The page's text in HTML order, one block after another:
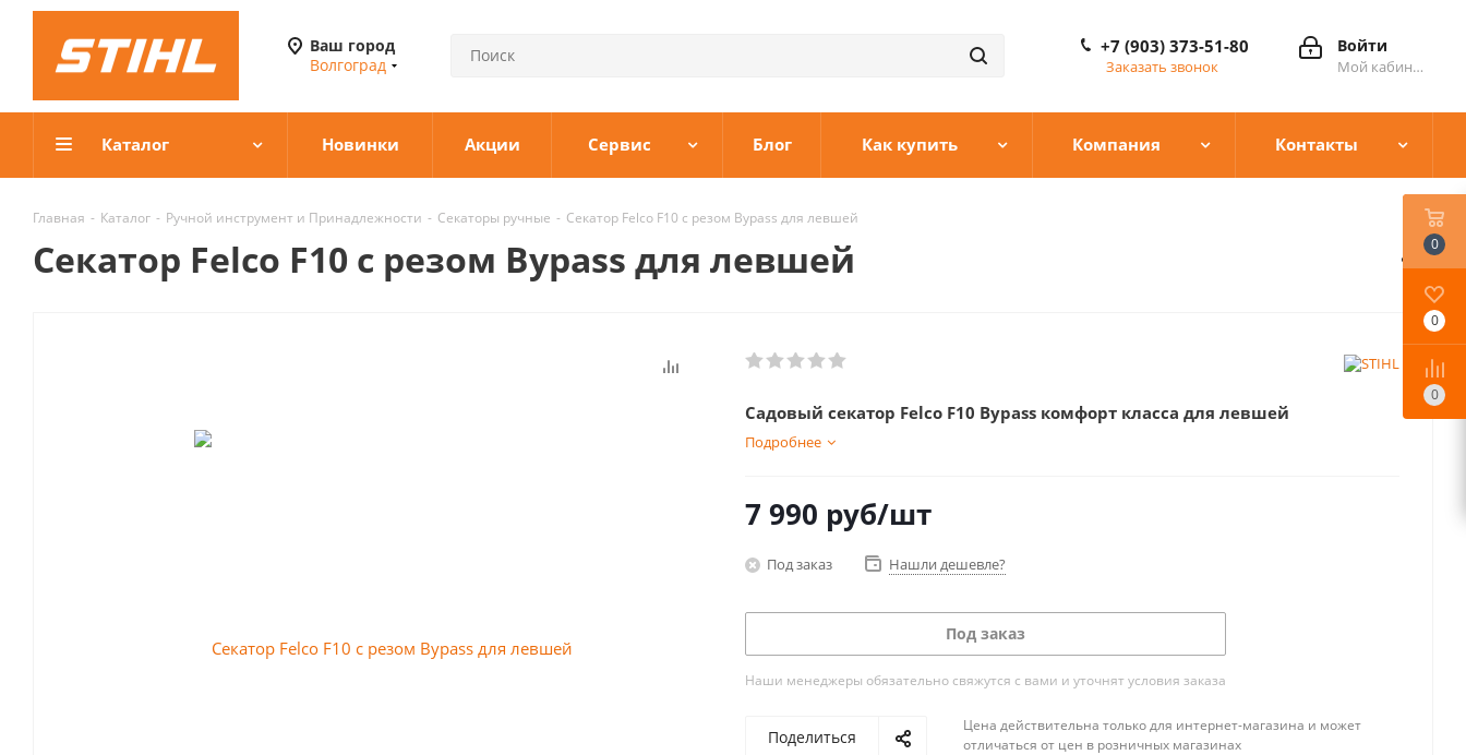
Ваш город
Волгоград
Войти
Мой кабинет
+7 (903) 373-51-80
Заказать звонок
Каталог Новинки Акции Сервис Блог Как купить Компания Контакты
Главная - Каталог - Ручной инструмент и Принадлежности - Секаторы ручные - Секатор Felco F10 с резом Bypass для левшей
Секатор Felco F10 с резом Bypass для левшей
Садовый секатор Felco F10 Bypass комфорт класса для левшей
Подробнее
7 990 руб/шт
Под заказ Нашли дешевле?
Под заказ
Наши менеджеры обязательно свяжутся с вами и уточнят условия заказа
Поделиться
Цена действительна только для интернет-магазина и может
отличаться от цен в розничных магазинах
0
0
0